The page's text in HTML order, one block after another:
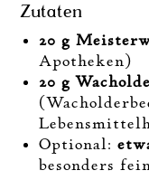
Zutaten
20 g
Apotheken)
20 g
Optional:
besonders